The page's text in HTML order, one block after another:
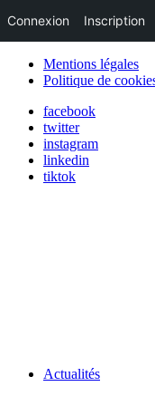
Mentions légales
Politique de
facebook
twitter
instagram
linkedin
tiktok
Actualités
Connexion Inscription